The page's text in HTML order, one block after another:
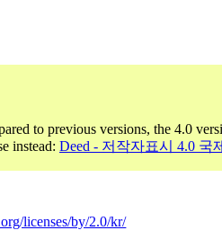
to previous versions, the 4.0
instead: Deed - 저작자표시 4.0 국제
licenses/by/2.0/kr/